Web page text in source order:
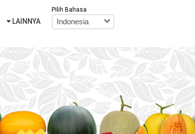
LAINNYA
Pilih Bahasa
Indonesia